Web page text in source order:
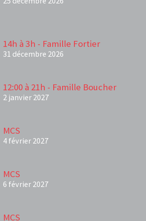
14h à 3h - Famille Fortier
31 décembre 2026
12:00 à 21h - Famille Boucher
2 janvier 2027
MCS
4 février 2027
MCS
6 février 2027
MCS